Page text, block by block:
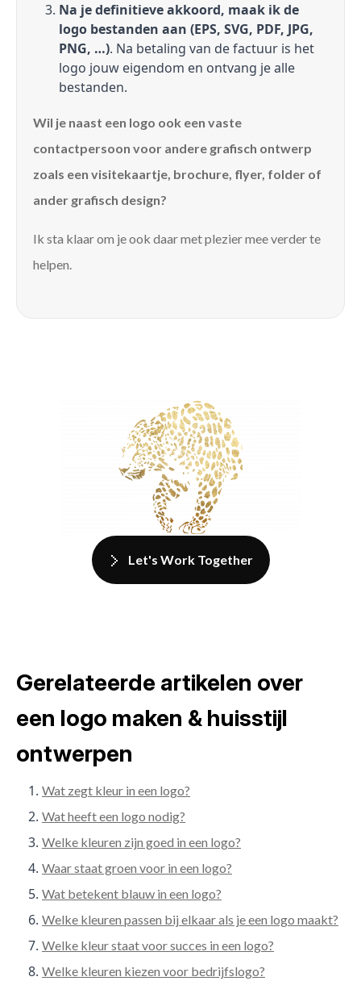
Na je definitieve akkoord, maak ik de
logo bestanden aan (EPS, SVG, PDF, JPG,
PNG, …). Na betaling van de factuur is het
logo jouw eigendom en ontvang je alle
bestanden.
Wil je naast een logo ook een vaste
contactpersoon voor andere grafisch ontwerp
zoals een visitekaartje, brochure, flyer, folder of
ander grafisch design?
Ik sta klaar om je ook daar met plezier mee verder te
helpen.
Let's Work Together
Gerelateerde artikelen over
een logo maken & huisstijl
ontwerpen
Wat zegt kleur in een logo?
Wat heeft een logo nodig?
Welke kleuren zijn goed in een logo?
Waar staat groen voor in een logo?
Wat betekent blauw in een logo?
Welke kleuren passen bij elkaar als je een logo maakt?
Welke kleur staat voor succes in een logo?
Welke kleuren kiezen voor bedrijfslogo?